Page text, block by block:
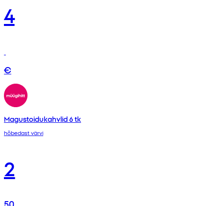
4
€
Magustoidukahvlid 6 tk
hõbedast värvi
2
50